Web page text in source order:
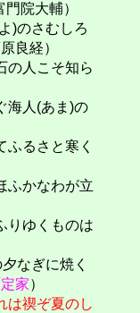
院大輔）
)のさむしろ
良経）
人こそ知ら
人(あま)の
るさと寒く
かなわが立
ゆくものは
なぎに焼く
家）
は禊ぞ夏のし